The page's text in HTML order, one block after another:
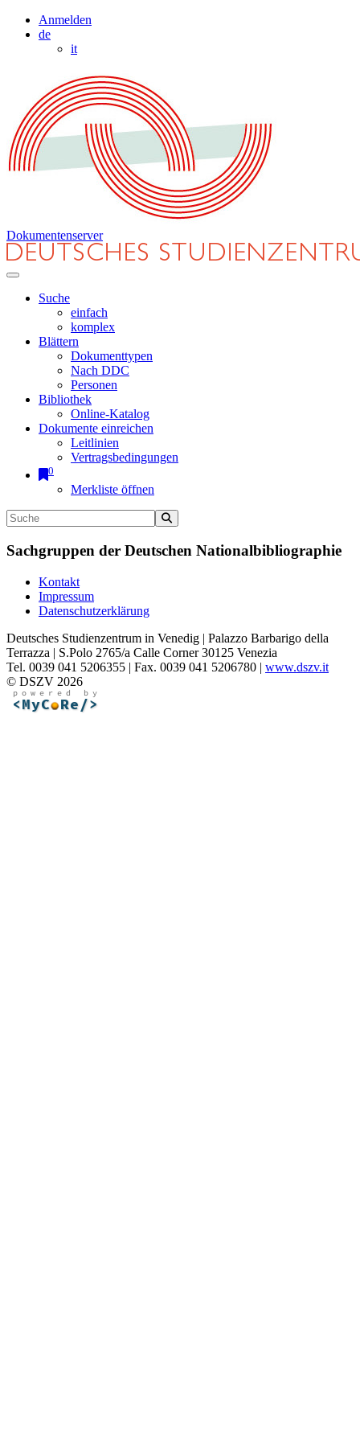
Anmelden
de
it
Dokumentenserver
Suche
einfach
komplex
Blättern
Dokumenttypen
Nach DDC
Personen
Bibliothek
Online-Katalog
Dokumente einreichen
Leitlinien
Vertragsbedingungen
0
Merkliste öffnen
Sachgruppen der Deutschen Nationalbibliographie
Kontakt
Impressum
Datenschutzerklärung
Deutsches Studienzentrum in Venedig | Palazzo Barbarigo della
Terrazza | S.Polo 2765/a Calle Corner 30125 Venezia
Tel. 0039 041 5206355 | Fax. 0039 041 5206780 | www.dszv.it
© DSZV 2026